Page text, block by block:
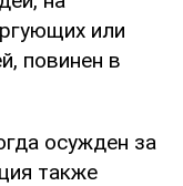
или
повинен в
осужден за
также